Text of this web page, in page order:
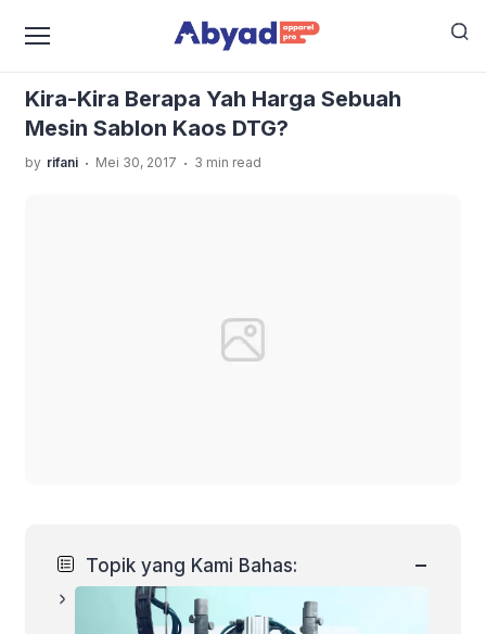
›Kira-Kira Berapa Yah Harga
Kira-Kira Berapa Yah Harga Sebuah
Mesin Sablon Kaos DTG?
by rifani . Mei 30, 2017 . 3 min read
Topik yang Kami Bahas: −